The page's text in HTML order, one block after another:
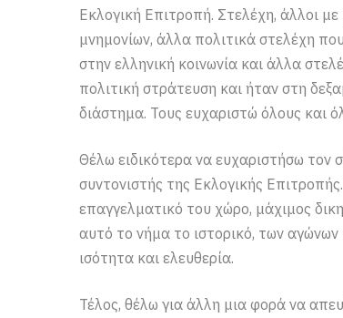
Εκλογική Επιτροπή. Στελέχη, άλλοι
μνημονίων, άλλα πολιτικά στελέχη
στην ελληνική κοινωνία και άλλα
πολιτική στράτευση και ήταν στη
διάστημα. Τους ευχαριστώ όλους και
Θέλω ειδικότερα να ευχαριστήσω τον
συντονιστής της Εκλογικής
επαγγελματικό του χώρο, μάχιμος
αυτό το νήμα το ιστορικό, των αγώνων
ισότητα και ελευθερία.
Τέλος, θέλω για άλλη μια φορά να